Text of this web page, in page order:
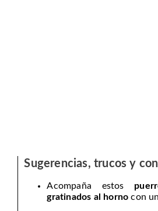
Sugerencias, trucos y
Acompaña estos
gratinados al horno con